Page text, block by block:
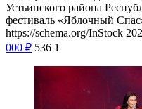
Устьинского района
фестиваль «Яблочный
https://schema.org/InStock
000 ₽ 536 1